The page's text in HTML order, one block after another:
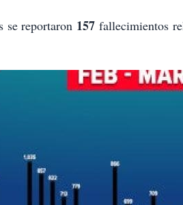
se reportaron 157 fallecimientos